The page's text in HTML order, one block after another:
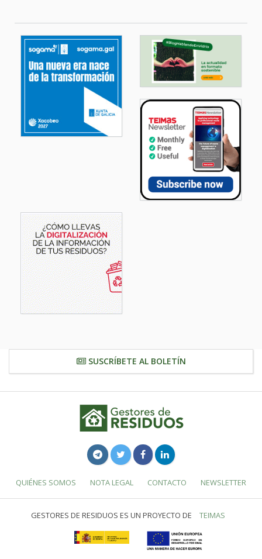
SUSCRÍBETE AL BOLETÍN
QUIÉNES SOMOS NOTA LEGAL CONTACTO NEWSLETTER
GESTORES DE RESIDUOS ES UN PROYECTO DE TEIMAS